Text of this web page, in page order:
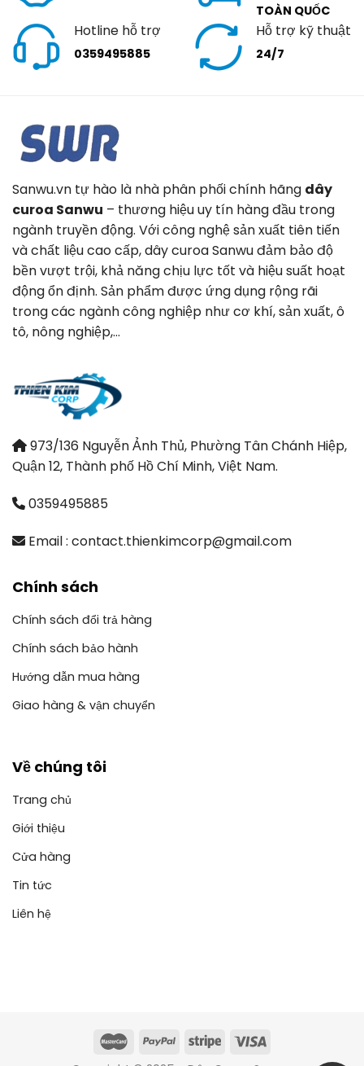
TOÀN QUỐC
Hotline hỗ trợ
0359495885
Hỗ trợ kỹ thuật
24/7
Sanwu.vn tự hào là nhà phân phối chính hãng dây
curoa Sanwu – thương hiệu uy tín hàng đầu trong
ngành truyền động. Với công nghệ sản xuất tiên tiến
và chất liệu cao cấp, dây curoa Sanwu đảm bảo độ
bền vượt trội, khả năng chịu lực tốt và hiệu suất hoạt
động ổn định. Sản phẩm được ứng dụng rộng rãi
trong các ngành công nghiệp như cơ khí, sản xuất, ô
tô, nông nghiệp,…
973/136 Nguyễn Ảnh Thủ, Phường Tân Chánh Hiệp,
Quận 12, Thành phố Hồ Chí Minh, Việt Nam.
0359495885
Email : contact.thienkimcorp@gmail.com
Chính sách
Chính sách đổi trả hàng
Chính sách bảo hành
Hướng dẫn mua hàng
Giao hàng & vận chuyển
Về chúng tôi
Trang chủ
Giới thiệu
Cửa hàng
Tin tức
Liên hệ